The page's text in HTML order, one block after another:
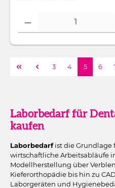
Produkt Anzahl: Gib den
Seite
3 Seite
4 Seite
5 Seite
6
Laborbedarf für
kaufen
Laborbedarfist die Grundlage
wirtschaftliche Arbeitsabläufe
Modellherstellung über
Kieferorthopädie bis hin zu
Laborgeräten und